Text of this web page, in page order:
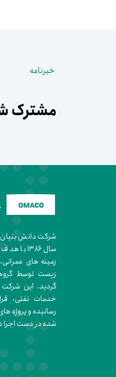
مشترک
خبرنامه
شرکت دانش
سال ۱۳۸۶
زمینه های
زیست توسط
گردید. این شرکت
خدمات نفتی،
رسانیده و پروژه
شده در دست اجرا